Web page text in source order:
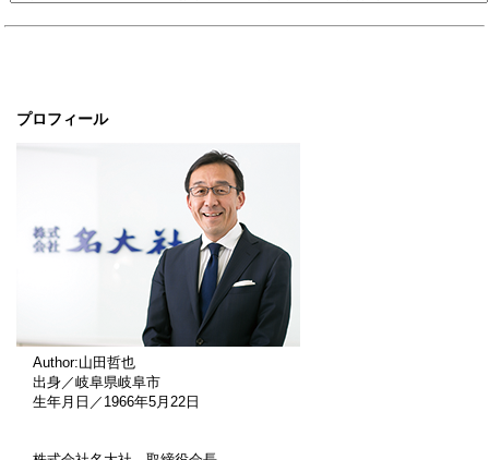
プロフィール
Author:山田哲也
出身／岐阜県岐阜市
生年月日／1966年5月22日